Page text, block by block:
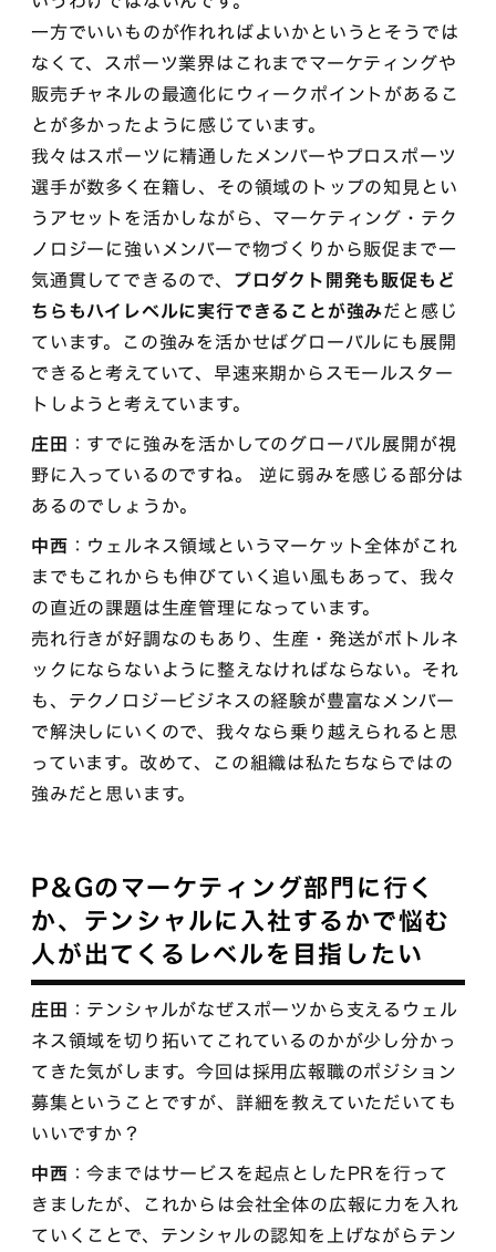
一方でいいものが作れればよいかというとそうでは
なくて、スポーツ業界はこれまでマーケティングや
販売チャネルの最適化にウィークポイントがあるこ
とが多かったように感じています。
我々はスポーツに精通したメンバーやプロスポーツ
選手が数多く在籍し、その領域のトップの知見とい
うアセットを活かしながら、マーケティング・テク
ノロジーに強いメンバーで物づくりから販促まで一
気通貫してできるので、 プロダクト開発も販促もど
ちらもハイレベルに実行できることが強みだと感じ
ています。この強みを活かせばグローバルにも展開
できると考えていて、早速来期からスモールスター
トしようと考えています。
庄田 ：すでに強みを活かしてのグローバル展開が視
野に入っているのですね。 逆に弱みを感じる部分は
あるのでしょうか。
中西 ：ウェルネス領域というマーケット全体がこれ
までもこれからも伸びていく追い風もあって、我々
の直近の課題は生産管理になっています。
売れ行きが好調なのもあり、生産・発送がボトルネ
ックにならないように整えなければならない。それ
も、テクノロジービジネスの経験が豊富なメンバー
で解決しにいくので、我々なら乗り越えられると思
っています。改めて、この組織は私たちならではの
強みだと思います。
P&Gのマーケティング部門に行く
か、テンシャルに入社するかで悩む
人が出てくるレベルを目指したい
庄田 ：テンシャルがなぜスポーツから支えるウェル
ネス領域を切り拓いてこれているのかが少し分かっ
てきた気がします。今回は採用広報職のポジション
募集ということですが、詳細を教えていただいても
いいですか？
中西 ：今まではサービスを起点としたPRを行って
きましたが、これからは会社全体の広報に力を入れ
ていくことで、テンシャルの認知を上げながらテン